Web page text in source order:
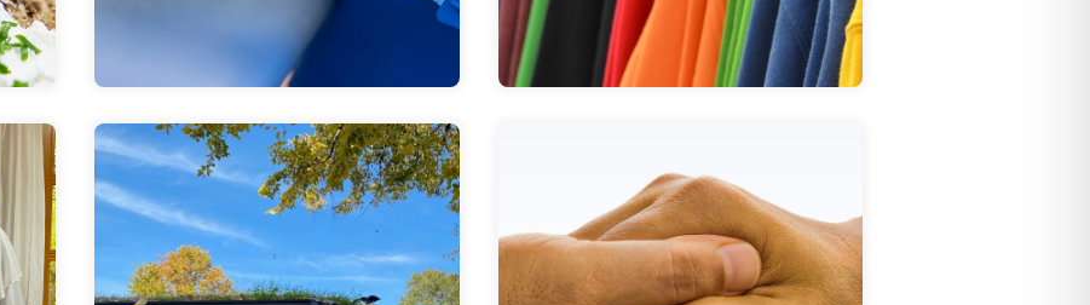
Hier klicken
Hier klicken